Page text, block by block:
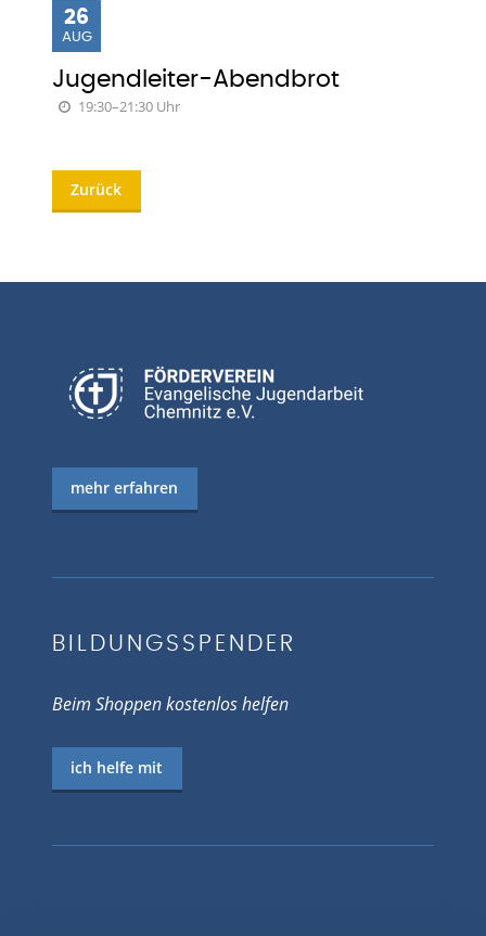
26
AUG
Jugendleiter-Abendbrot
19:30–21:30 Uhr
Zurück
mehr erfahren
BILDUNGSSPENDER
Beim Shoppen kostenlos helfen
ich helfe mit